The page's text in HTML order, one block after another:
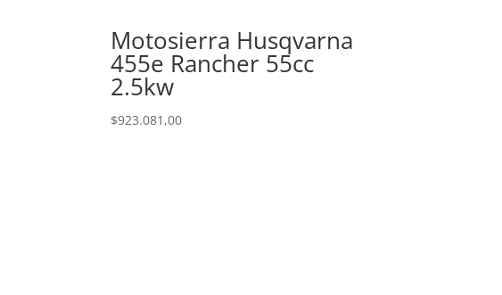
Motosierra Husqvarna
455e Rancher 55cc
2.5kw
$923.081,00